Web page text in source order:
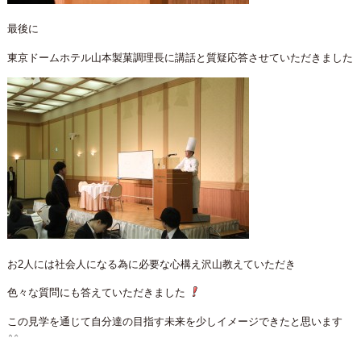
最後に
東京ドームホテル山本製菓調理長に講話と質疑応答させていただきました
お2人には社会人になる為に必要な心構え沢山教えていただき
色々な質問にも答えていただきました
この見学を通じて自分達の目指す未来を少しイメージできたと思います